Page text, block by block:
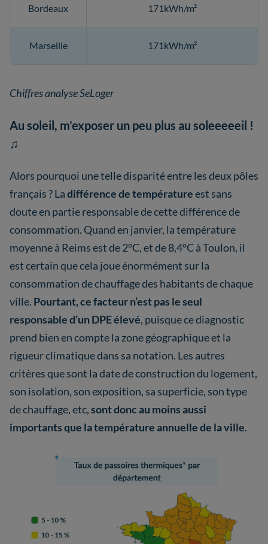
Bordeaux 171kWh/m²
Marseille 171kWh/m²
Chiffres analyse SeLoger
Au soleil, m’exposer un peu plus au soleeeeeil !
♫
Alors pourquoi une telle disparité entre les deux pôles
français ? Ladifférence de températureest sans
doute en partie responsable de cette différence de
consommation. Quand en janvier, la température
moyenne à Reims est de 2°C, et de 8,4°C à Toulon, il
est certain que cela joue énormément sur la
consommation de chauffage des habitants de chaque
ville. Pourtant, ce facteur n’est pas le seul
responsable d’un DPE élevé, puisque ce diagnostic
prend bien en compte la zone géographique et la
rigueur climatique dans sa notation. Les autres
critères que sont la date de construction du logement,
son isolation, son exposition, sa superficie, son type
de chauffage, etc,sont donc au moins aussi
importants que la température annuelle de la ville.